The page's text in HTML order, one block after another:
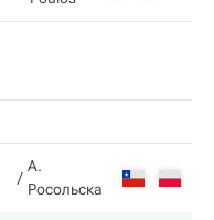
А.
Росольска